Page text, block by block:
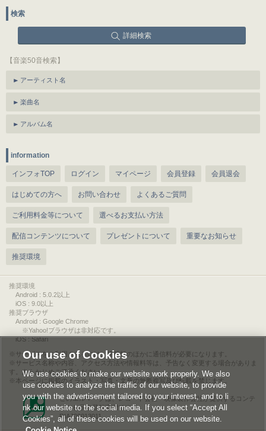
検索
詳細検索
【音楽50音検索】
アーティスト名
楽曲名
アルバム名
information
インフォTOP ログイン マイページ 会員登録 会員退会
はじめての方へ お問い合わせ よくあるご質問
ご利用料金等について 選べるお支払い方法
配信コンテンツについて プレゼントについて 重要なお知らせ
推奨環境
推奨環境
Android : 5.0.2以上
iOS : 9.0以上
推奨ブラウザ
Android : Google Chrome
※Yahoo!ブラウザは非対応です。
iOS : Safari
サービスをご利用されるには、情報料のほかに通信料が必要になります。
サービス名称や内容、アクセス方法や情報料等は、予告なく変更する場合がありま
す。あらかじめご了承ください。
本ページに掲載のイラスト・写真・文章の無断複写及び転載を禁じます。
このエルマークは、レコード会社・映像製作会社が提供するコンテ
ンツを示す登録商標です。
RIAJ00013011
Our use of Cookies
We use cookies to make our website work properly. We also
use cookies to analyze the traffic of our website, to provide
you with the advertisement tailored to your interest, and to li
nk our website to the social media. If you select “Accept All
Cookies”, all of these cookies will be used on our website.